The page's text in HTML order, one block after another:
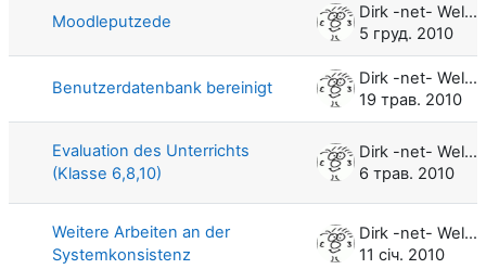
Moodleputzede
Dirk -net- Weller
5 груд. 2010
Benutzerdatenbank bereinigt
Dirk -net- Weller
19 трав. 2010
Evaluation des Unterrichts
(Klasse 6,8,10)
Dirk -net- Weller
6 трав. 2010
Weitere Arbeiten an der
Systemkonsistenz
Dirk -net- Weller
11 січ. 2010